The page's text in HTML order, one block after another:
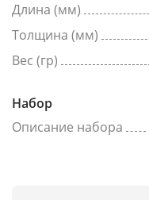
Длина (мм)
Толщина (мм)
Вес (гр)
Набор
Описание набора